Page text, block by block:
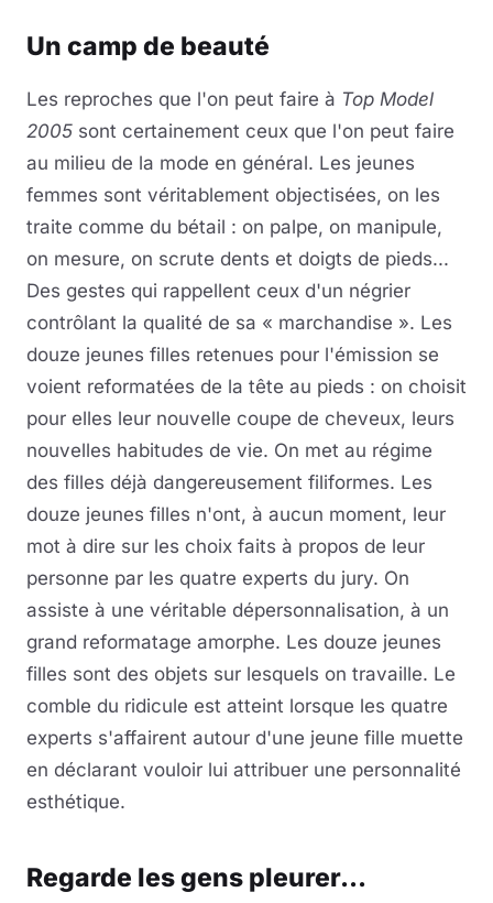
Un camp de beauté
Les reproches que l'on peut faire à Top Model
2005 sont certainement ceux que l'on peut faire
au milieu de la mode en général. Les jeunes
femmes sont véritablement objectisées, on les
traite comme du bétail : on palpe, on manipule,
on mesure, on scrute dents et doigts de pieds...
Des gestes qui rappellent ceux d'un négrier
contrôlant la qualité de sa « marchandise ». Les
douze jeunes filles retenues pour l'émission se
voient reformatées de la tête au pieds : on choisit
pour elles leur nouvelle coupe de cheveux, leurs
nouvelles habitudes de vie. On met au régime
des filles déjà dangereusement filiformes. Les
douze jeunes filles n'ont, à aucun moment, leur
mot à dire sur les choix faits à propos de leur
personne par les quatre experts du jury. On
assiste à une véritable dépersonnalisation, à un
grand reformatage amorphe. Les douze jeunes
filles sont des objets sur lesquels on travaille. Le
comble du ridicule est atteint lorsque les quatre
experts s'affairent autour d'une jeune fille muette
en déclarant vouloir lui attribuer une personnalité
esthétique.
Regarde les gens pleurer...